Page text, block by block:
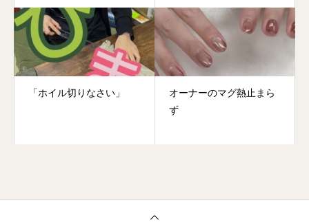
「ホイル切りなさい」
オーナーのマグ熱止まら
ず